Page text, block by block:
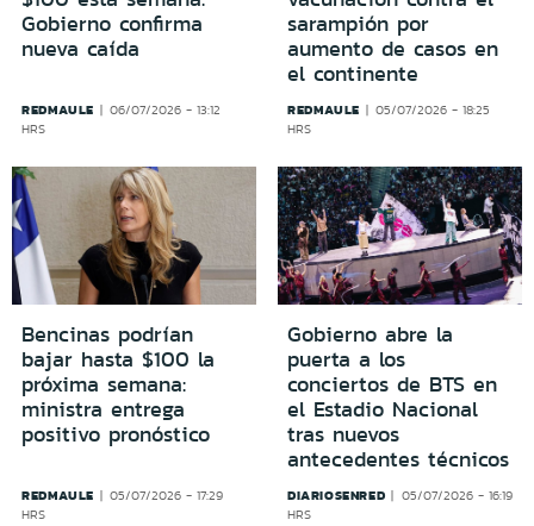
Gobierno confirma
nueva caída
REDMAULE
06/07/2026 - 13:12
HRS
sarampión por
aumento de casos en
el continente
REDMAULE
05/07/2026 - 18:25
HRS
Bencinas podrían
bajar hasta $100 la
próxima semana:
ministra entrega
positivo pronóstico
REDMAULE
05/07/2026 - 17:29
HRS
Gobierno abre la
puerta a los
conciertos de BTS en
el Estadio Nacional
tras nuevos
antecedentes técnicos
DIARIOSENRED
05/07/2026 - 16:19
HRS